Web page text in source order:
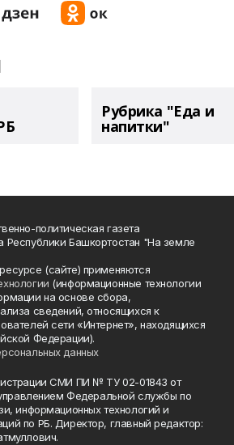
Рубрика "Еда и
напитки"
политическая газета
Республики Башкортостан "На земле
(сайте) применяются
(информационные технологии
на основе сбора,
сведений, относящихся к
сети «Интернет», находящихся
Федерации).
данных
СМИ ПИ № ТУ 02-01843 от
Федеральной службы по
информационных технологий и
по РБ. Директор, главный редактор: